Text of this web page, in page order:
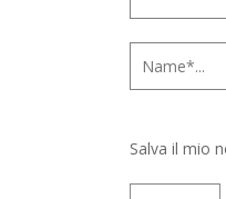
Salva il mio